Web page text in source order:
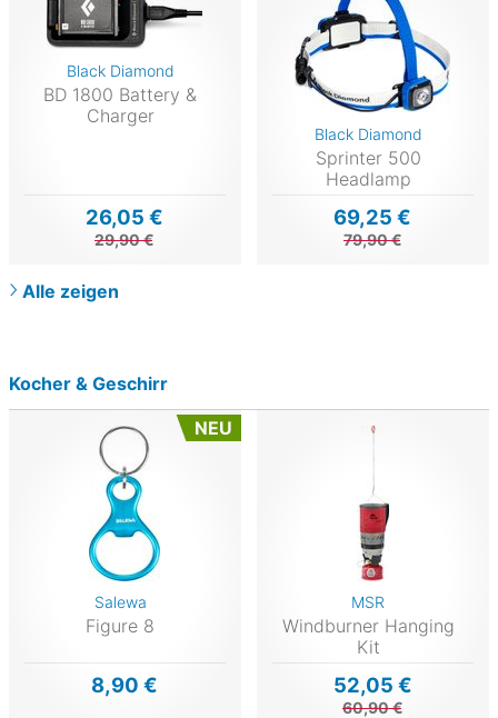
Black Diamond
BD 1800 Battery &
Charger
26,05 €
29,90 €
Black Diamond
Sprinter 500
Headlamp
69,25 €
79,90 €
Alle zeigen
Kocher & Geschirr
NEU
Salewa
Figure 8
8,90 €
MSR
Windburner Hanging
Kit
52,05 €
60,90 €